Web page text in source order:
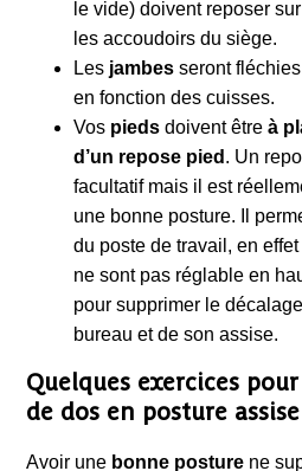
le vide) doivent reposer
les accoudoirs du siège.
Les jambesseront
en fonction des cuisses.
Vos piedsdoivent êtreà
d’un repose pied . Un
facultatif mais il est
une bonne posture. Il
du poste de travail, en
ne sont pas réglable en
pour supprimer le
bureau et de son assise.
Quelques exercices
de dos en posture assise
Avoir une bonne posture ne